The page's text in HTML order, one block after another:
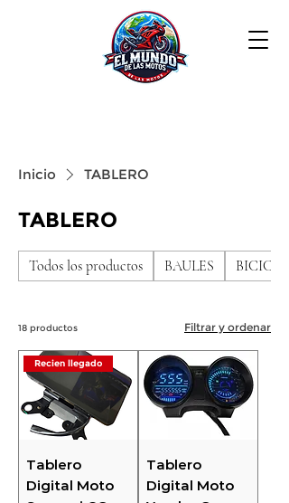
Inicio TABLERO
TABLERO
Todos los productos BAULES
18 productos Filtrar y ordenar
Recien llegado
Tablero
Digital Moto
Tablero
Digital Moto